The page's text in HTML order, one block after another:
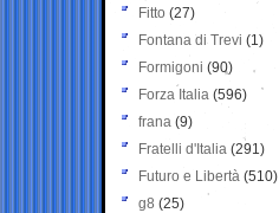
Fitto (27)
Fontana di Trevi (1)
Formigoni (90)
Forza Italia (596)
frana (9)
Fratelli d'Italia (291)
Futuro e Libertà (510)
g8 (25)